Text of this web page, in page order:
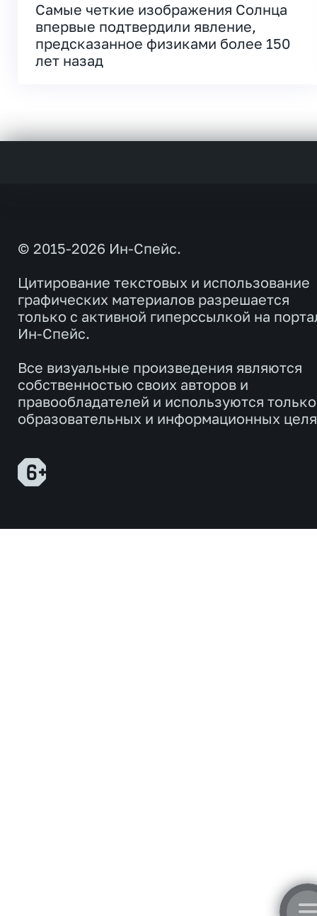
Самые четкие изображения Солнца
впервые подтвердили явление,
предсказанное физиками более 150
лет назад
© 2015-2026 Ин-Спейс.
Цитирование текстовых и использование
графических материалов разрешается
только с активной гиперссылкой на
Ин-Спейс.
Все визуальные произведения являются
собственностью своих авторов и
правообладателей и используются
образовательных и информационных